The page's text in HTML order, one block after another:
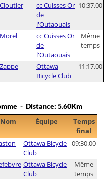
Cloutier
cc Cuisses Or
de
l'Outaouais
10:37.00
Morel
cc Cuisses Or
de
l'Outaouais
Même
temps
Zappe
Ottawa
Bicycle Club
11:17.00
- Distance: 5.60Km
Nom Équipe
Temps
final
Ottawa Bicycle
Club
09:30.00
Ottawa Bicycle
Club
Même
temps